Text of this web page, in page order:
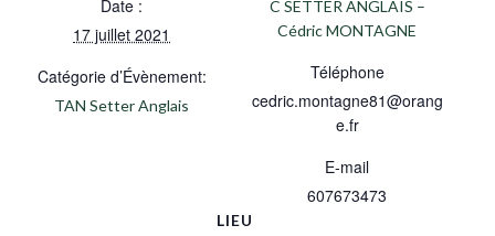
Date :
17 juillet 2021
Catégorie d’Évènement:
TAN Setter Anglais
LIEU
C SETTER ANGLAIS –
Cédric MONTAGNE
Téléphone
cedric.montagne81@orang
e.fr
E-mail
607673473